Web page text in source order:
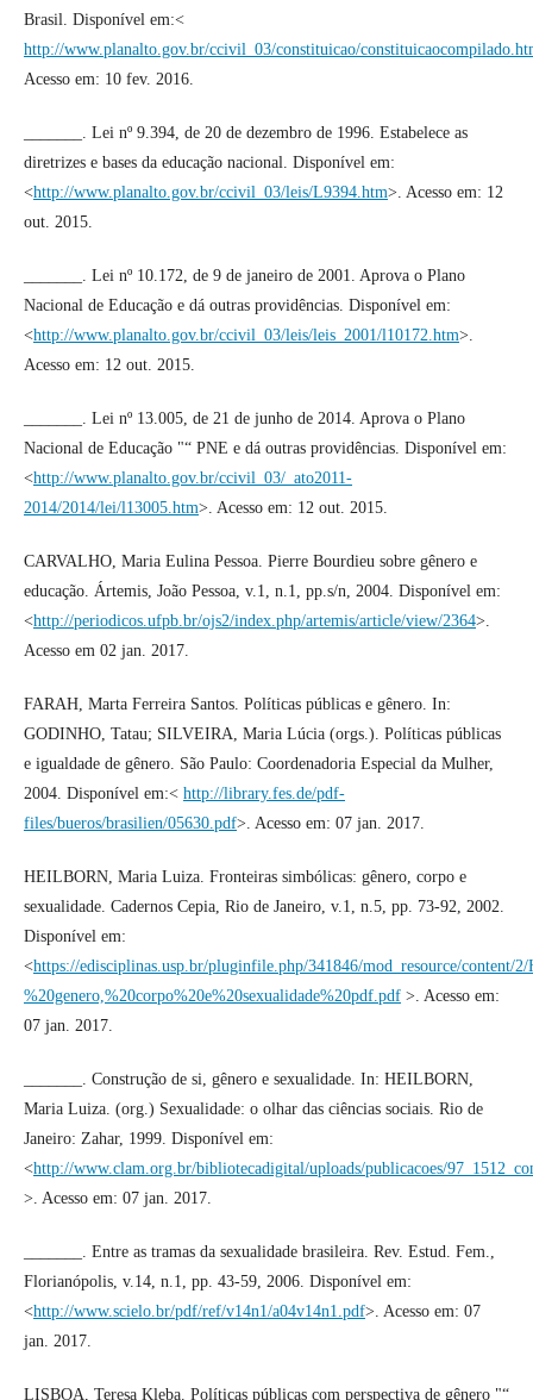
Brasil. Disponível em:<
http://www.planalto.gov.br/ccivil_03/constituicao/
Acesso em: 10 fev. 2016.
_______. Lei nº 9.394, de 20 de dezembro de 1996. Estabelece as
diretrizes e bases da educação nacional. Disponível em:
<http://www.planalto.gov.br/ccivil_03/leis/L9394.htm>. Acesso em: 12
out. 2015.
_______. Lei nº 10.172, de 9 de janeiro de 2001. Aprova o Plano
Nacional de Educação e dá outras providências. Disponível em:
<http://www.planalto.gov.br/ccivil_03/leis/leis_2001/l10172.htm>.
Acesso em: 12 out. 2015.
_______. Lei nº 13.005, de 21 de junho de 2014. Aprova o Plano
Nacional de Educação "“ PNE e dá outras providências. Disponível em:
<http://www.planalto.gov.br/ccivil_03/_ato2011-
2014/2014/lei/l13005.htm>. Acesso em: 12 out. 2015.
CARVALHO, Maria Eulina Pessoa. Pierre Bourdieu sobre gênero e
educação. Ártemis, João Pessoa, v.1, n.1, pp.s/n, 2004. Disponível em:
<http://periodicos.ufpb.br/ojs2/index.php/artemis/article/view/2364>.
Acesso em 02 jan. 2017.
FARAH, Marta Ferreira Santos. Políticas públicas e gênero. In:
GODINHO, Tatau; SILVEIRA, Maria Lúcia (orgs.). Políticas públicas
e igualdade de gênero. São Paulo: Coordenadoria Especial da Mulher,
2004. Disponível em:< http://library.fes.de/pdf-
files/bueros/brasilien/05630.pdf>. Acesso em: 07 jan. 2017.
HEILBORN, Maria Luiza. Fronteiras simbólicas: gênero, corpo e
sexualidade. Cadernos Cepia, Rio de Janeiro, v.1, n.5, pp. 73-92, 2002.
Disponível em:
<https://edisciplinas.usp.br/pluginfile.php/341846/mod_resource/content/
%20genero,%20corpo%20e%20sexualidade%20pdf.pdf >. Acesso em:
07 jan. 2017.
_______. Construção de si, gênero e sexualidade. In: HEILBORN,
Maria Luiza. (org.) Sexualidade: o olhar das ciências sociais. Rio de
Janeiro: Zahar, 1999. Disponível em:
<http://www.clam.org.br/bibliotecadigital/uploads/publicacoes/
>. Acesso em: 07 jan. 2017.
_______. Entre as tramas da sexualidade brasileira. Rev. Estud. Fem.,
Florianópolis, v.14, n.1, pp. 43-59, 2006. Disponível em:
<http://www.scielo.br/pdf/ref/v14n1/a04v14n1.pdf>. Acesso em: 07
jan. 2017.
LISBOA, Teresa Kleba. Políticas públicas com perspectiva de gênero "“